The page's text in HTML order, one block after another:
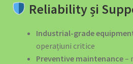
Reliability și
Industrial-grade
operațiuni critice
Preventive maintenance–